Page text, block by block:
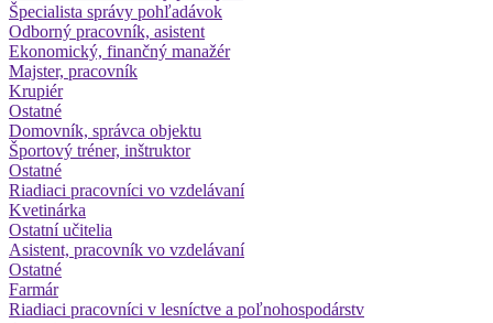
Špecialista správy pohľadávok
Odborný pracovník, asistent
Ekonomický, finančný manažér
Majster, pracovník
Krupiér
Ostatné
Domovník, správca objektu
Športový tréner, inštruktor
Ostatné
Riadiaci pracovníci vo vzdelávaní
Kvetinárka
Ostatní učitelia
Asistent, pracovník vo vzdelávaní
Ostatné
Farmár
Riadiaci pracovníci v lesníctve a poľnohospodárstv